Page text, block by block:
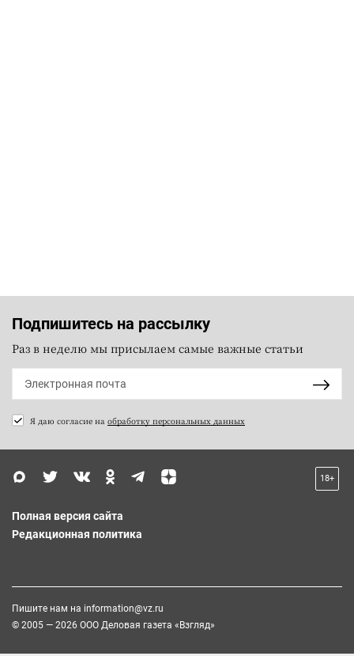
Подпишитесь на рассылку
Раз в неделю мы присылаем самые важные статьи
Я даю согласие на обработку персональных данных
18+
Полная версия сайта
Редакционная политика
Пишите нам на information@vz.ru
© 2005 — 2026 ООО Деловая газета «Взгляд»